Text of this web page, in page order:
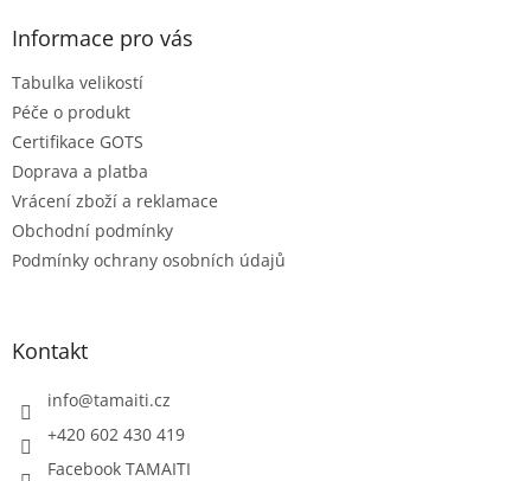
Informace pro vás
Tabulka velikostí
Péče o produkt
Certifikace GOTS
Doprava a platba
Vrácení zboží a reklamace
Obchodní podmínky
Podmínky ochrany osobních údajů
Kontakt
info@tamaiti.cz
+420 602 430 419
Facebook TAMAITI